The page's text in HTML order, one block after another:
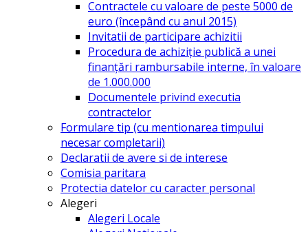
Contractele cu valoare de peste 5000 de
euro (începând cu anul 2015)
Invitatii de participare achizitii
Procedura de achiziție publică a unei
finanțări rambursabile interne, în valoare
de 1.000.000
Documentele privind executia
contractelor
Formulare tip (cu mentionarea timpului
necesar completarii)
Declaratii de avere si de interese
Comisia paritara
Protectia datelor cu caracter personal
Alegeri
Alegeri Locale